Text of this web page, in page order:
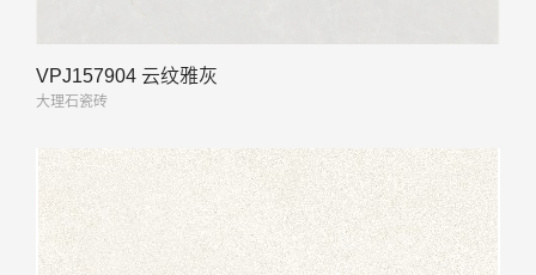
VPJ157904 云纹雅灰
大理石瓷砖